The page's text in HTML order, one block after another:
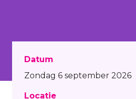
Datum
Zondag 6 september 2026
Locatie